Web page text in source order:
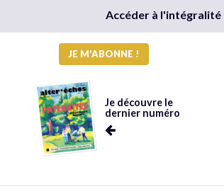
Accéder à l'intégralité
JE M'ABONNE !
Je découvre le
dernier numéro